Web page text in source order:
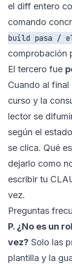
el diff entero
comando
build pasa /
comprobación
El tercero fue
Cuando al
curso y la
lector se
según el
se clica. Qué
dejarlo como
escribir tu
vez.
Preguntas
P. ¿No es un
vez? Solo las
plantilla y la